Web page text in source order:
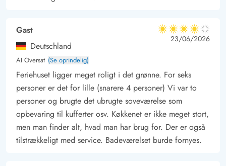
Gast
Deutschland
AI Oversat (Se oprindelig)
4 ud af 5
4 ud af 5
4 out of 5
23/06/2026
Feriehuset ligger meget roligt i det grønne. For seks
personer er det for lille (snarere 4 personer) Vi var to
personer og brugte det ubrugte soveværelse som
opbevaring til kufferter osv. Køkkenet er ikke meget stort,
men man finder alt, hvad man har brug for. Der er også
tilstrækkeligt med service. Badeværelset burde fornyes.